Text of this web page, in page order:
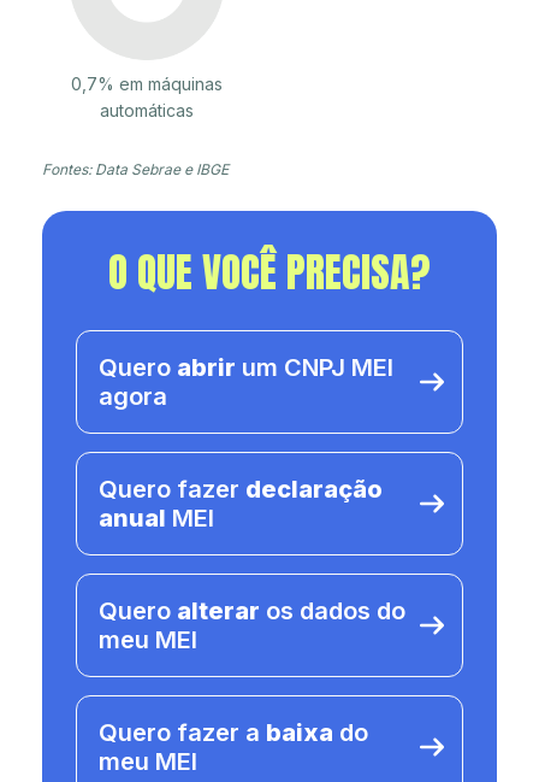
0,7% em máquinas
automáticas
Fontes: Data Sebrae e IBGE
O QUE VOCÊ PRECISA?
Quero abrir um CNPJ MEI
agora
Quero fazer declaração
anual MEI
Quero alterar os dados do
meu MEI
Quero fazer a baixa do
meu MEI